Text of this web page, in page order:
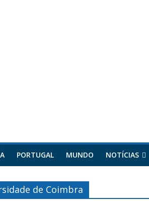
PORTUGAL MUNDO NOTÍCIAS
de Coimbra